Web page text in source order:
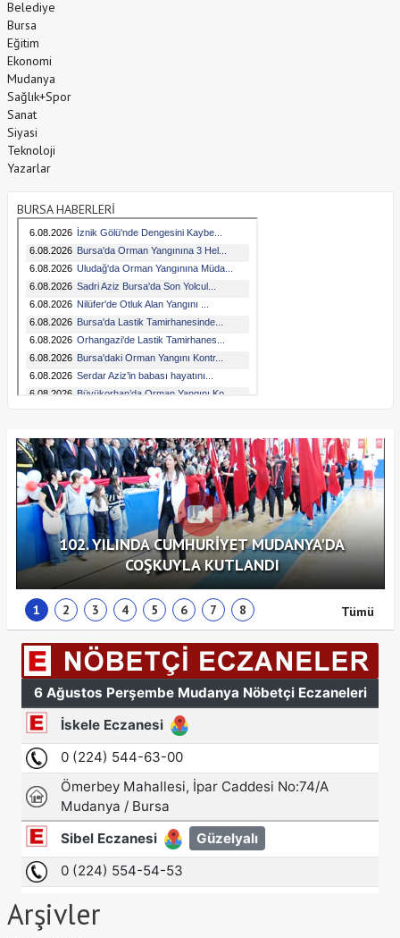
Belediye
Bursa
Eğitim
Ekonomi
Mudanya
Sağlık+Spor
Sanat
Siyasi
Teknoloji
Yazarlar
BURSA HABERLERİ
Tümü
102. YILINDA CUMHURİYET MUDANYA'DA
COŞKUYLA KUTLANDI
1 2 3 4 5 6 7 8
Arşivler